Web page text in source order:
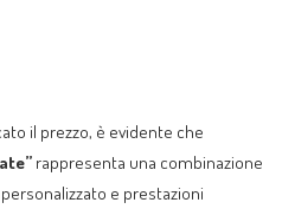
il prezzo, è evidente che
rappresenta una combinazione
e prestazioni